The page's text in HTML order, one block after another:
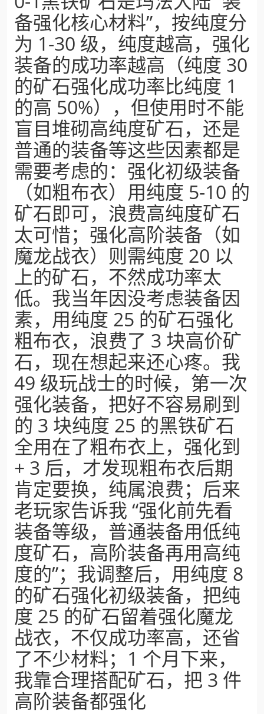
备强化核心材料”，按纯度分
为 1-30 级，纯度越高，强化
装备的成功率越高（纯度 30
的矿石强化成功率比纯度 1
的高 50%），但使用时不能
盲目堆砌高纯度矿石，还是
普通的装备等这些因素都是
需要考虑的：强化初级装备
（如粗布衣）用纯度 5-10 的
矿石即可，浪费高纯度矿石
太可惜；强化高阶装备（如
魔龙战衣）则需纯度 20 以
上的矿石，不然成功率太
低。我当年因没考虑装备因
素，用纯度 25 的矿石强化
粗布衣，浪费了 3 块高价矿
石，现在想起来还心疼。我
49 级玩战士的时候，第一次
强化装备，把好不容易刷到
的 3 块纯度 25 的黑铁矿石
全用在了粗布衣上，强化到
+ 3 后，才发现粗布衣后期
肯定要换，纯属浪费；后来
老玩家告诉我 “强化前先看
装备等级，普通装备用低纯
度矿石，高阶装备再用高纯
度的”；我调整后，用纯度 8
的矿石强化初级装备，把纯
度 25 的矿石留着强化魔龙
战衣，不仅成功率高，还省
了不少材料；1 个月下来，
我靠合理搭配矿石，把 3 件
高阶装备都强化